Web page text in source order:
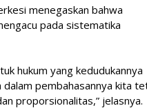
menegaskan bahwa
pada sistematika
hukum yang kedudukannya
pembahasannya kita
proporsionalitas,” jelasnya.